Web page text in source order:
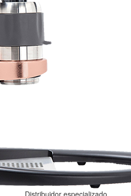
av hög kvalitet. Allt kom
and feedback throughout the
the message they wrote on the
compiled a list of resources for me to
una opinión